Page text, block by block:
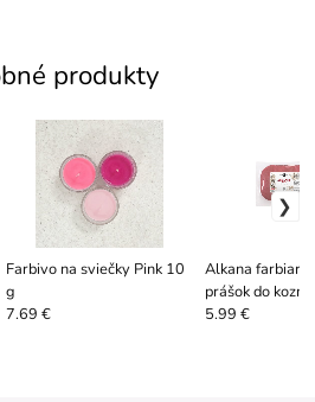
produkty
Farbivo na sviečky Pink 10
g
7.69 €
Alkana
prášok do
5.99 €